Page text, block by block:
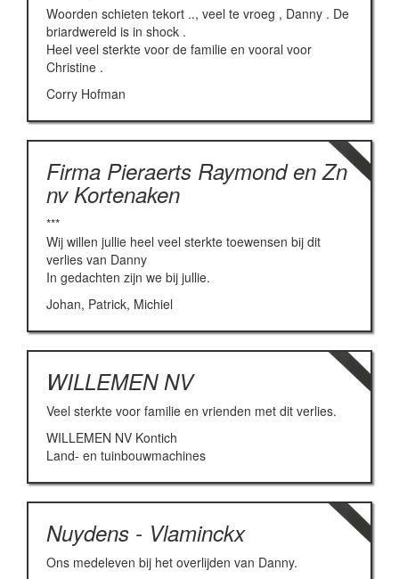
Woorden schieten tekort .., veel te vroeg , Danny . De
briardwereld is in shock .
Heel veel sterkte voor de familie en vooral voor
Christine .
Corry Hofman
Firma Pieraerts Raymond en Zn
nv Kortenaken
***
Wij willen jullie heel veel sterkte toewensen bij dit
verlies van Danny
In gedachten zijn we bij jullie.
Johan, Patrick, Michiel
WILLEMEN NV
Veel sterkte voor familie en vrienden met dit verlies.
WILLEMEN NV Kontich
Land- en tuinbouwmachines
Nuydens - Vlaminckx
Ons medeleven bij het overlijden van Danny.